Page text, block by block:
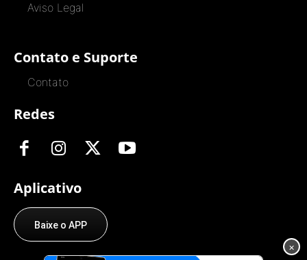
Aviso Legal
Contato e Suporte
Contato
Redes
Aplicativo
Baixe o APP
×